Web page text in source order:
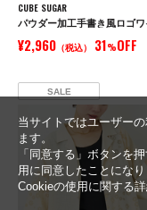
CUBE SUGAR
¥2,960 （税込） 31%OFF
SALE
当サイトではユーザー
ます。
「同意する」ボタンを
用に同意したことになり
Cookieの使用に関する詳